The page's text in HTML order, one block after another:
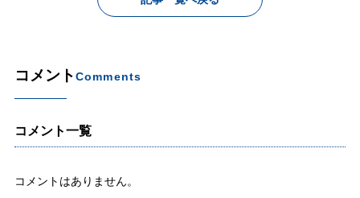
コメントComments
コメント一覧
コメントはありません。